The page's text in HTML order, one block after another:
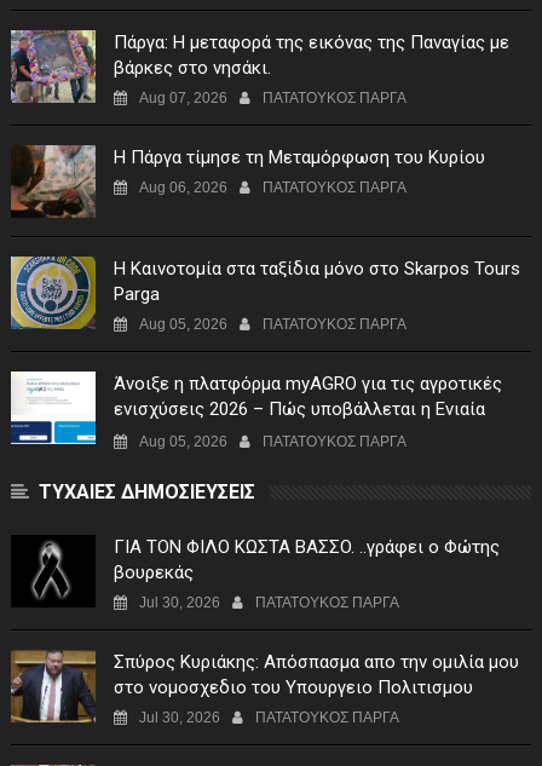
Πάργα: Η μεταφορά της εικόνας της Παναγίας με
βάρκες στο νησάκι.
Aug 07, 2026 ΠΑΤΑΤΟΥΚΟΣ ΠΑΡΓΑ
Η Πάργα τίμησε τη Μεταμόρφωση του Κυρίου
Aug 06, 2026 ΠΑΤΑΤΟΥΚΟΣ ΠΑΡΓΑ
Η Καινοτομία στα ταξίδια μόνο στο Skarpos Tours
Parga
Aug 05, 2026 ΠΑΤΑΤΟΥΚΟΣ ΠΑΡΓΑ
Άνοιξε η πλατφόρμα myAGRO για τις αγροτικές
ενισχύσεις 2026 – Πώς υποβάλλεται η Ενιαία
Αίτηση Ενίσχυσης
Aug 05, 2026 ΠΑΤΑΤΟΥΚΟΣ ΠΑΡΓΑ
ΤΥΧΑΙΕΣ ΔΗΜΟΣΙΕΥΣΕΙΣ
ΓIA TON ΦIΛO KΩΣTA BAΣΣO. ..γράφει ο Φώτης
βουρεκάς
Jul 30, 2026 ΠΑΤΑΤΟΥΚΟΣ ΠΑΡΓΑ
Σπύρος Κυριάκης: Απόσπασμα απο την ομιλία μου
στο νομοσχεδιο του Υπουργειο Πολιτισμου
Jul 30, 2026 ΠΑΤΑΤΟΥΚΟΣ ΠΑΡΓΑ